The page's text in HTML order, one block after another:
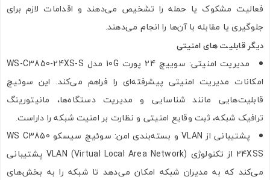
فعالیت مشکوک یا حمله را تشخیص می‌دهند و اقدامات لازم برای
جلوگیری یا مقابله با آن‌ها را انجام می‌دهند.
دیگر قابلیت های امنیتی
مدیریت امنیتی: سوییچ 24 پورت 10G مدل WS-C3850-24XS-S
امکانات مدیریت امنیتی پیشرفته‌ای را فراهم می‌کند. این سوئیچ
قابلیت‌هایی مانند شناسایی و مدیریت دستگاه‌ها، مانیتورینگ
ترافیک شبکه، ثبت وقایع امنیتی و نظارت بر امنیت شبکه را داراست.
پشتیبانی از VLAN و بسته‌بندی امن: سوئیچ سیسکو WS C3850
24XSS از تکنولوژی VLAN (Virtual Local Area Network) پشتیبانی
می‌کند که به مدیران شبکه امکان می‌دهد تا شبکه را به بخش‌های